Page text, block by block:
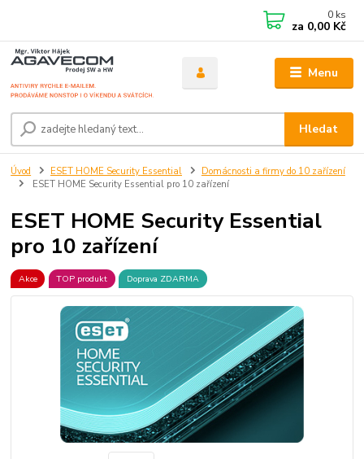
Menu
Hledat
0 ks
za 0,00 Kč
Úvod ESET HOME Security Essential
Domácnosti a firmy do 10 zařízení
ESET HOME Security Essential pro 10 zařízení
ESET HOME Security Essential
pro 10 zařízení
Akce TOP produkt Doprava ZDARMA